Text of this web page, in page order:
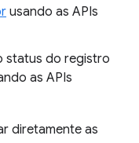
usando as APIs
status do registro
as APIs
diretamente as